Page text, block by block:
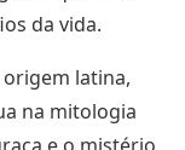
da vida.
latina,
na mitologia